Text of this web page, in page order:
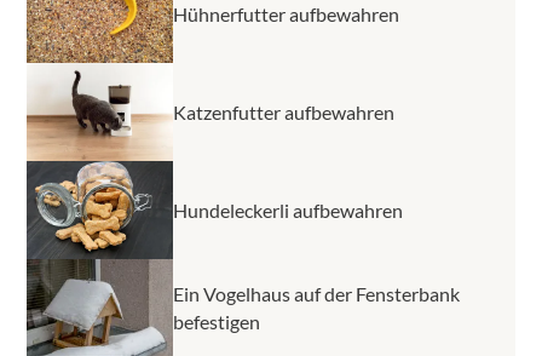
Hühnerfutter aufbewahren
Katzenfutter aufbewahren
Hundeleckerli aufbewahren
Ein Vogelhaus auf der Fensterbank
befestigen